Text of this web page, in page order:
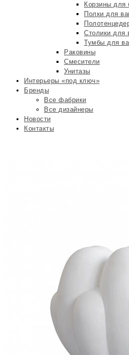
Корзины для
Полки для
Столики для
Тумбы для
Раковины
Смесители
Унитазы
Интерьеры «под ключ»
Бренды
Все фабрики
Все дизайнеры
Новости
Контакты